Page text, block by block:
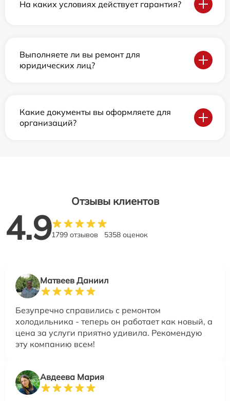
На каких условиях действует гарантия?
Выполняете ли вы ремонт для
юридических лиц?
Какие документы вы оформляете для
организаций?
Отзывы клиентов
4.91799 отзывов 5358 оценок
Матвеев Даниил
Безупречно справились с ремонтом
холодильника - теперь он работает как новый, а
цена за услуги приятно удивила. Рекомендую
эту компанию всем!
Авдеева Мария